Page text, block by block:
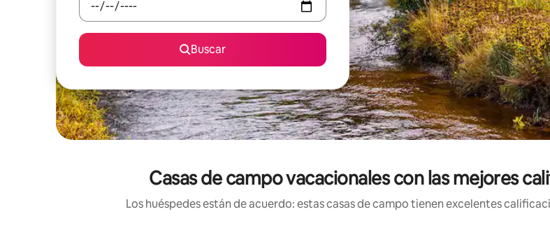
Buscar
Casas de campo vacacionales con las mejores
Los huéspedes están de acuerdo: estas casas de campo tienen excelentes